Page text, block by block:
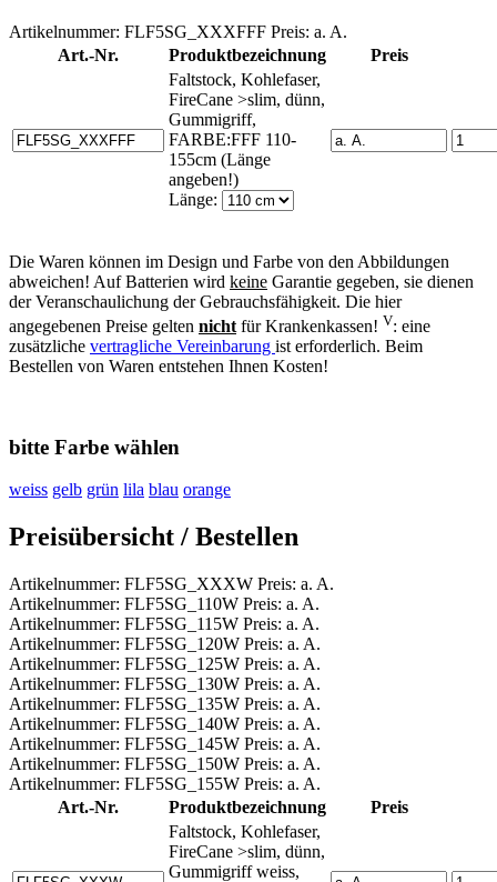
Artikelnummer: FLF5SG_XXXFFF Preis: a. A.
Art.-Nr.
Produktbezeichnung
Preis
Faltstock, Kohlefaser,
FireCane >slim, dünn,
Gummigriff,
FARBE:FFF 110-
155cm (Länge
angeben!)
Länge:
Die Waren können im Design und Farbe von den Abbildungen
abweichen! Auf Batterien wird keine Garantie gegeben, sie dienen
der Veranschaulichung der Gebrauchsfähigkeit. Die hier
angegebenen Preise gelten nicht für Krankenkassen! V: eine
zusätzliche vertragliche Vereinbarung ist erforderlich. Beim
Bestellen von Waren entstehen Ihnen Kosten!
bitte Farbe wählen
weiss gelb grün lila blau orange
Preisübersicht / Bestellen
Artikelnummer: FLF5SG_XXXW Preis: a. A.
Artikelnummer: FLF5SG_110W Preis: a. A.
Artikelnummer: FLF5SG_115W Preis: a. A.
Artikelnummer: FLF5SG_120W Preis: a. A.
Artikelnummer: FLF5SG_125W Preis: a. A.
Artikelnummer: FLF5SG_130W Preis: a. A.
Artikelnummer: FLF5SG_135W Preis: a. A.
Artikelnummer: FLF5SG_140W Preis: a. A.
Artikelnummer: FLF5SG_145W Preis: a. A.
Artikelnummer: FLF5SG_150W Preis: a. A.
Artikelnummer: FLF5SG_155W Preis: a. A.
Art.-Nr.
Produktbezeichnung
Preis
Faltstock, Kohlefaser,
FireCane >slim, dünn,
Gummigriff weiss,